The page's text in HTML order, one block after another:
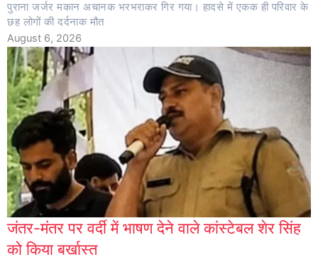
पुराना जर्जर मकान अचानक भरभराकर गिर गया। हादसे में एकक ही परिवार के
छह लोगों की दर्दनाक मौत
August 6, 2026
जंतर-मंतर पर वर्दी में भाषण देने वाले कांस्टेबल शेर सिंह
को किया बर्खास्त